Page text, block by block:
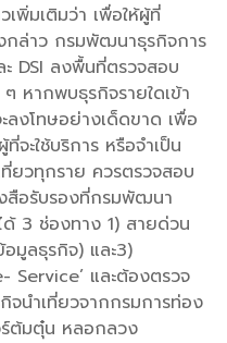
พิ่มเติมว่า เพื่อให้ผู้ที่
ล่าว กรมพัฒนาธุรกิจการ
DSI ลงพื้นที่ตรวจสอบ
ๆ หากพบธุรกิจรายใดเข้า
ลงโทษอย่างเด็ดขาด เพื่อ
จะใช้บริการ หรือจำเป็น
ยวทุกราย ควรตรวจสอบ
สือรับรองที่กรมพัฒนา
ด้ 3 ช่องทาง 1) สายด่วน
มูลธุรกิจ) และ3)
Service’ และต้องตรวจ
จนำเที่ยวจากกรมการท่อง
ต้มตุ๋น หลอกลวง